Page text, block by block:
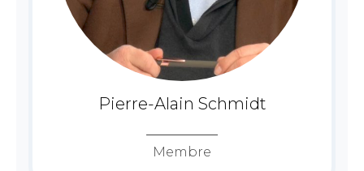
Pierre-Alain Schmidt
Membre